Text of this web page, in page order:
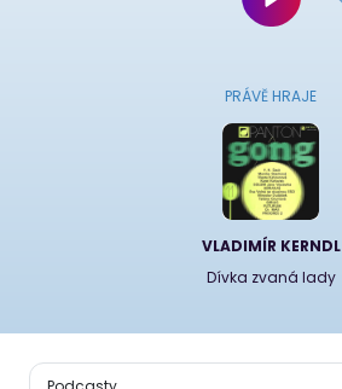
PRÁVĚ HRAJE
VLADIMÍR KERNDL
Dívka zvaná lady